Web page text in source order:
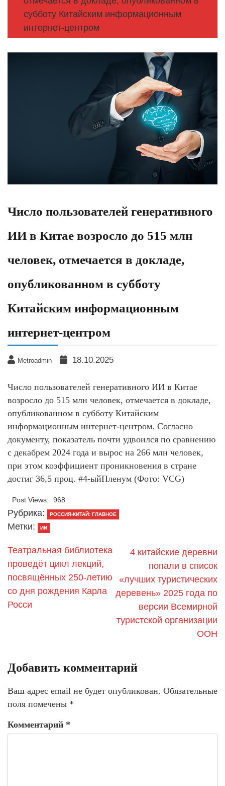
субботу Китайским информационным
интернет-центром
Число пользователей генеративного
ИИ в Китае возросло до 515 млн
человек, отмечается в докладе,
опубликованном в субботу
Китайским информационным
интернет-центром
Metroadmin 18.10.2025
Число пользователей генеративного ИИ в Китае
возросло до 515 млн человек, отмечается в докладе,
опубликованном в субботу Китайским
информационным интернет-центром. Согласно
документу, показатель почти удвоился по сравнению
с декабрем 2024 года и вырос на 266 млн человек,
при этом коэффициент проникновения в стране
достиг 36,5 проц. #4-ыйПленум (Фото: VCG)
Post Views: 968
Рубрика: РОССИЯ-КИТАЙ: ГЛАВНОЕ
Метки: ИИ
Театральная библиотека
проведёт цикл лекций,
посвящённых 250-летию
со дня рождения Карла
Росси
4 китайские деревни
попали в список
«лучших туристических
деревень» 2025 года по
версии Всемирной
туристской организации
ООН
Добавить комментарий
Ваш адрес email не будет опубликован. Обязательные
поля помечены *
Комментарий *